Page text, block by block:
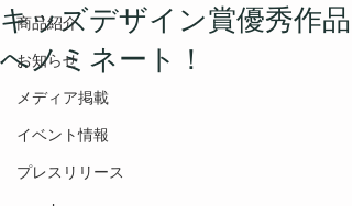
商品紹介
お知らせ
メディア掲載
イベント情報
プレスリリース
キッズデザイン賞優秀作品
へノミネート！